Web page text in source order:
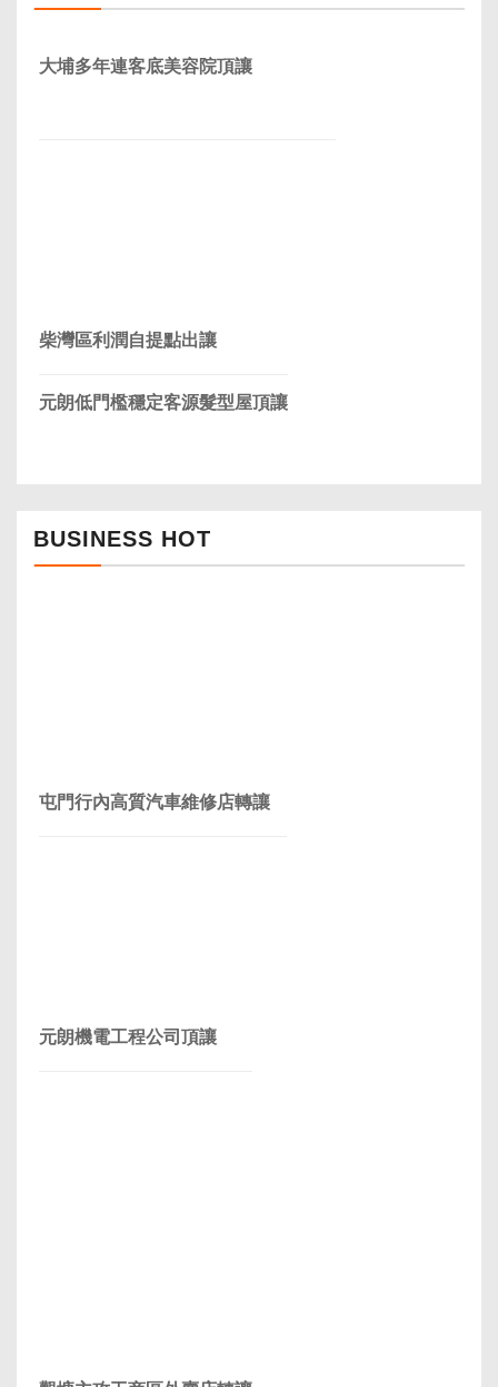
大埔多年連客底美容院頂讓
柴灣區利潤自提點出讓
元朗低門檻穩定客源髮型屋頂讓
BUSINESS HOT
屯門行內高質汽車維修店轉讓
元朗機電工程公司頂讓